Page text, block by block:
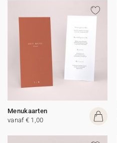
Menukaarten
vanaf € 1,00